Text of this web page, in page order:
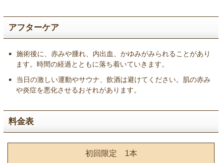
アフターケア
施術後に、赤みや腫れ、内出血、かゆみがみられることがあり
ます。時間の経過とともに落ち着いていきます。
当日の激しい運動やサウナ、飲酒は避けてください。肌の赤み
や炎症を悪化させるおそれがあります。
料金表
初回限定 1本